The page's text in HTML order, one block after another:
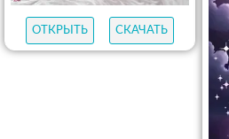
ОТКРЫТЬ СКАЧАТЬ